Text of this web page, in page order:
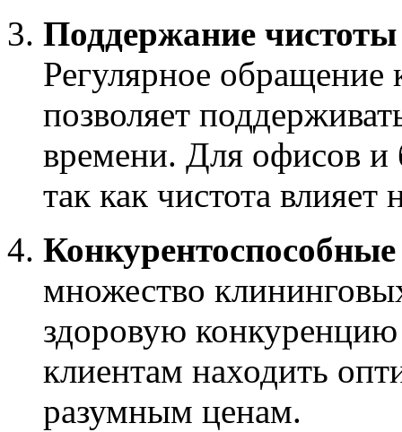
Поддержание
Регулярное
позволяет
времени. Для офисов и
так как чистота
множество
здоровую
клиентам находить
разумным ценам.